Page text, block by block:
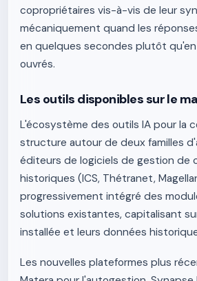
copropriétaires vis-à-vis de leur
mécaniquement quand les
en quelques secondes plutôt
ouvrés.
Les outils disponibles sur le
L'écosystème des outils IA pour la
structure autour de deux familles
éditeurs de logiciels de gestion de
historiques (ICS, Thétranet,
progressivement intégré des
solutions existantes, capitalisant
installée et leurs données
Les nouvelles plateformes plus